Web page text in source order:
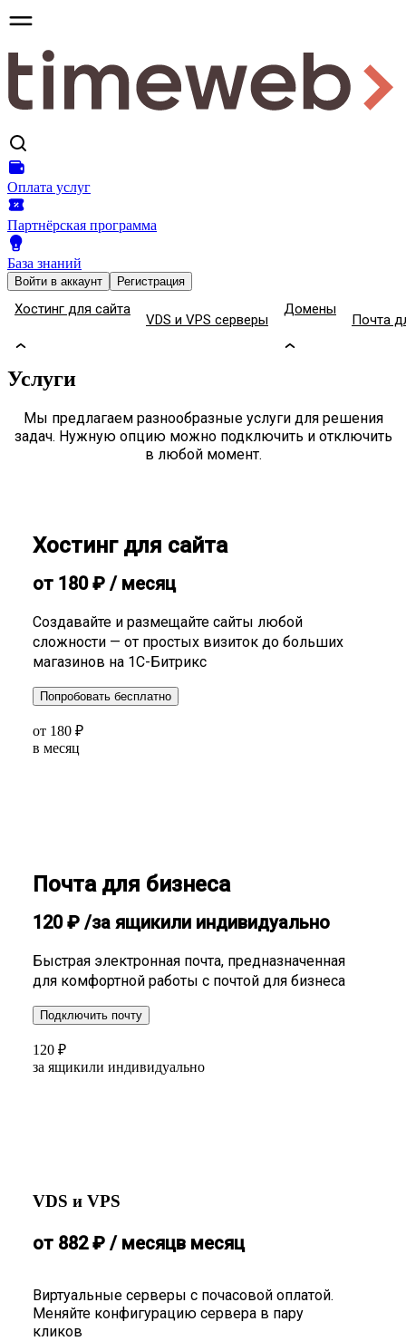
Оплата услуг
Партнёрская программа
База знаний
Войти в аккаунт Регистрация
Хостинг для сайта
VDS и VPS серверы
Домены
Почта
Услуги
Мы предлагаем разнообразные услуги для решения
задач. Нужную опцию можно подключить и отключить
в любой момент.
Хостинг для сайта
от 180₽ / месяц
Создавайте и размещайте сайты любой
сложности — от простых визиток до больших
магазинов на 1С-Битрикс
Попробовать бесплатно
от 180 ₽
в месяц
Почта для бизнеса
120₽ /за ящикили индивидуально
Быстрая электронная почта, предназначенная
для комфортной работы с почтой для бизнеса
Подключить почту
120 ₽
за ящикили индивидуально
VDS и VPS
Виртуальные серверы с почасовой оплатой.
Меняйте конфигурацию сервера в пару
кликов
от 882₽ / месяцв месяц